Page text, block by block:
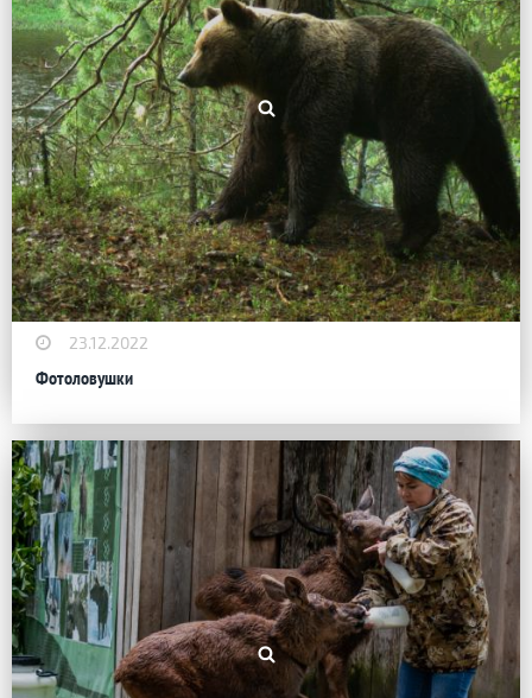
23.12.2022
Фотоловушки